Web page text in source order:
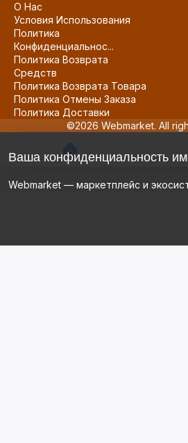
О Нас
Условия Использования
Политика
Конфиденциальнос...
Политика Возврата
Средств
Политика Возврата Товара
Политика Отмены Заказа
Политика Доставки
©2026 Webmarket. All
Ваша конфиденциальность
Webmarket — маркетплейс и